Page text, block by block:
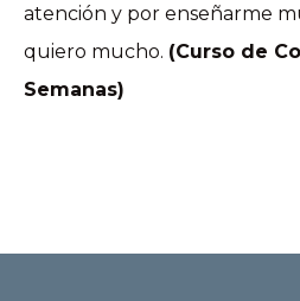
atención y por enseñarme
quiero mucho. (Curso de
Semanas)